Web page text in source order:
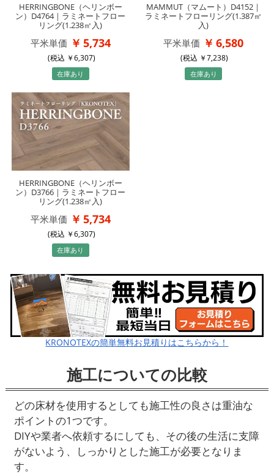
HERRINGBONE（ヘリンボー
ン）D4764｜ラミネートフロー
リング(1.238㎡入)
平米単価 5,734
(税込 6,307)
在庫あり
MAMMUT（マムート）D4152｜
ラミネートフローリング(1.387㎡
入)
平米単価 6,580
(税込 7,238)
在庫あり
HERRINGBONE（ヘリンボー
ン）D3766｜ラミネートフロー
リング(1.238㎡入)
平米単価 5,734
(税込 6,307)
在庫あり
KRONOTEXの簡単無料お見積りはこちらから！
施工についての比較
どの床材を使用するとしても施工性の良さは重油な
ポイントの1つです。
DIYや業者へ依頼するにしても、その後の生活に支障
がないよう、しっかりとした施工が必要となりま
す。